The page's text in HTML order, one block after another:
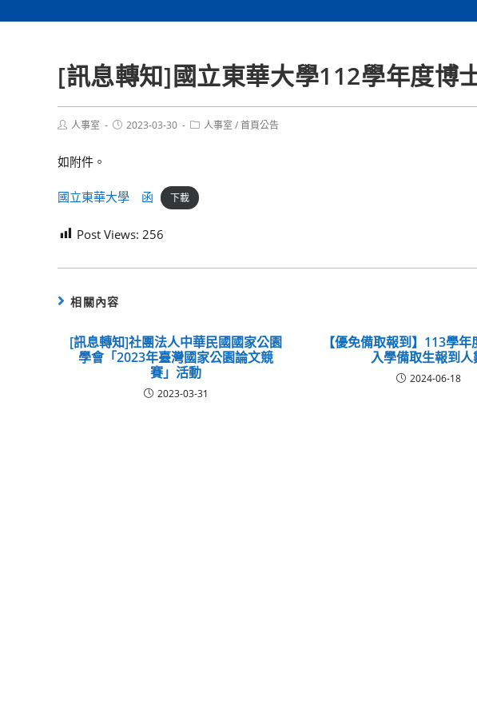
[訊息轉知]國立東華大學112學年度博
Post人事室
Post2023-03-30
Post人事室 /首頁公告
如附件。
國立東華大學 函 下載
Post Views: 256
相關內容
[訊息轉知]社團法人中華民國國家公園
學會「2023年臺灣國家公園論文競
賽」活動
2023-03-31
【優免備取報到】113學
入學備取生報到人
2024-06-18